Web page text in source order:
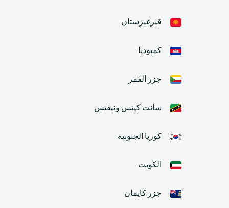
قيرغيزستان
كمبوديا
جزر القمر
سانت كيتس ونيفيس
كوريا الجنوبية
الكويت
جزر كايمان